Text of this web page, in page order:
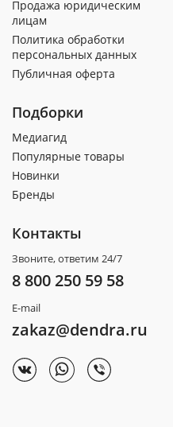
Продажа юридическим
лицам
Политика обработки
персональных данных
Публичная оферта
Подборки
Медиагид
Популярные товары
Новинки
Бренды
Контакты
Звоните, ответим 24/7
8 800 250 59 58
E-mail
zakaz@dendra.ru